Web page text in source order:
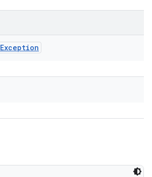
Exception